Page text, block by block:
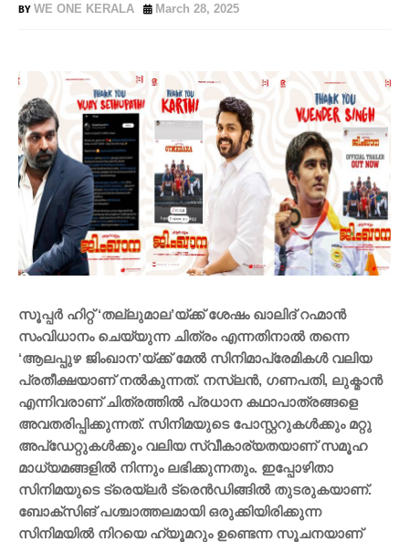
WE ONE KERALA March 28, 2025
സൂപ്പർ ഹിറ്റ് ‘തല്ലുമാല’യ്ക്ക് ശേഷം ഖാലിദ് റഹ്മാൻ
സംവിധാനം ചെയ്യുന്ന ചിത്രം എന്നതിനാൽ തന്നെ
‘ആലപ്പുഴ ജിംഖാന’യ്ക്ക് മേൽ സിനിമാപ്രേമികൾ വലിയ
പ്രതീക്ഷയാണ് നൽകുന്നത്. നസ്‌ലൻ, ഗണപതി, ലുക്മാൻ
എന്നിവരാണ് ചിത്രത്തിൽ പ്രധാന കഥാപാത്രങ്ങളെ
അവതരിപ്പിക്കുന്നത്. സിനിമയുടെ പോസ്റ്ററുകൾക്കും മറ്റു
അപ്ഡേറ്റുകൾക്കും വലിയ സ്വീകാര്യതയാണ് സമൂഹ
മാധ്യമങ്ങളിൽ നിന്നും ലഭിക്കുന്നതും. ഇപ്പോഴിതാ
സിനിമയുടെ ട്രെയ്‌ലർ ട്രെൻഡിങ്ങിൽ തുടരുകയാണ്.
ബോക്സിങ് പശ്ചാത്തലമായി ഒരുക്കിയിരിക്കുന്ന
സിനിമയിൽ നിറയെ ഹ്യൂമറും ഉണ്ടെന്ന സൂചനയാണ്